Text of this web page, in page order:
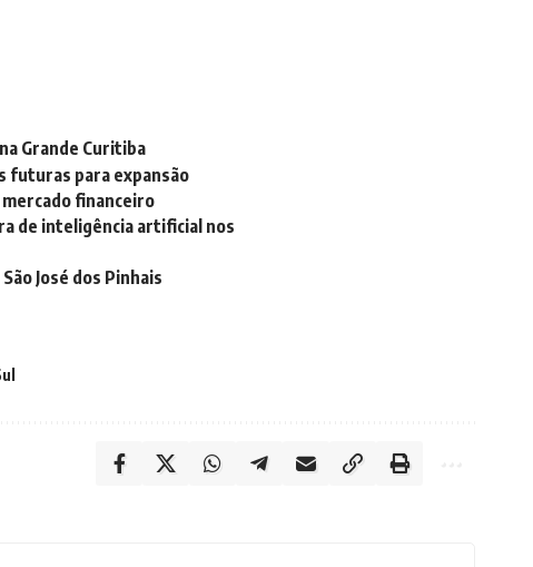
Grande Curitiba
futuras para expansão
financeiro
de inteligência artificial nos
José dos Pinhais